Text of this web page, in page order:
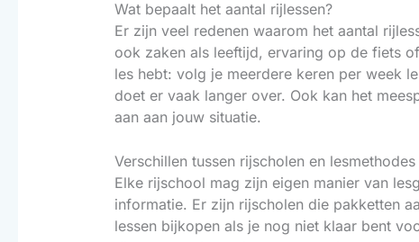
Wat bepaalt het aantal rijlessen?
Er zijn veel redenen waarom het aantal
ook zaken als leeftijd, ervaring op de fiets
les hebt: volg je meerdere keren per week
doet er vaak langer over. Ook kan het
aan aan jouw situatie.
Verschillen tussen rijscholen en lesmethodes
Elke rijschool mag zijn eigen manier van
informatie. Er zijn rijscholen die pakketten
lessen bijkopen als je nog niet klaar bent